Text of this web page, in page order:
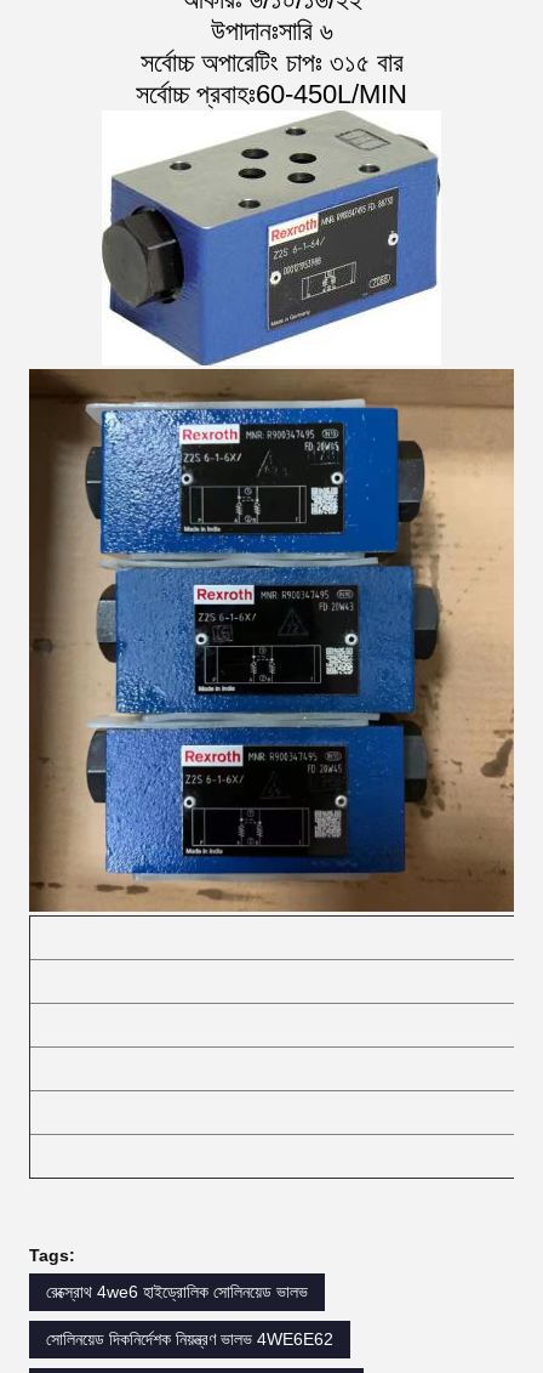
উপাদানঃসারি ৬
সর্বোচ্চ অপারেটিং চাপঃ ৩১৫ বার
সর্বোচ্চ প্রবাহঃ60-450L/MIN
Tags:
রেক্স্রোথ 4we6 হাইড্রোলিক সোলিনয়েড ভালভ
সোলিনয়েড দিকনির্দেশক নিয়ন্ত্রণ ভালভ 4WE6E62